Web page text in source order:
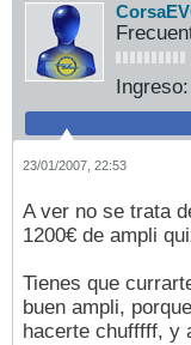
Ingreso:
23/01/2007, 22:53
A ver no se trata
1200€ de ampli
Tienes que
buen ampli,
hacerte chufffff, y